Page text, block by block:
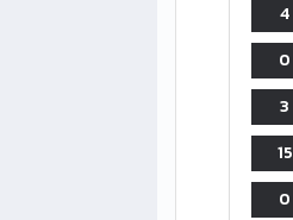
4
0
3
15
0